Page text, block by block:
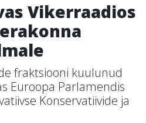
Vikerraadios
fraktsiooni kuulunud
Euroopa Parlamendis
Konservatiivide ja